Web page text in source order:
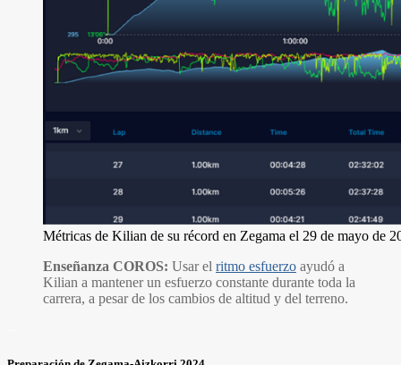
Métricas de Kilian de su récord en Zegama el 29 de mayo de
Enseñanza COROS: Usar el ritmo esfuerzo ayudó a
Kilian a mantener un esfuerzo constante durante toda la
carrera, a pesar de los cambios de altitud y del terreno.